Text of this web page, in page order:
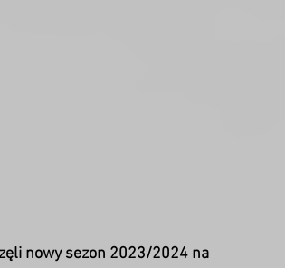
nowy sezon 2023/2024 na